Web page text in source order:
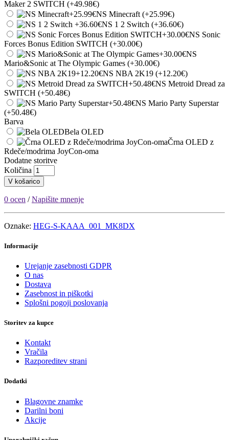
Maker 2 SWITCH (+49.98€)
NS Minecraft (+25.99€)
NS 1 2 Switch (+36.60€)
NS Sonic
Forces Bonus Edition SWITCH (+30.00€)
NS
Mario&Sonic at The Olympic Games (+30.00€)
NS NBA 2K19 (+12.20€)
NS Metroid Dread za
SWITCH (+50.48€)
NS Mario Party Superstar
(+50.48€)
Barva
Bela OLED
Črna OLED z
Rdeče/modrima JoyCon-oma
Dodatne storitve
Količina
V košarico
0 ocen /Napišite mnenje
Oznake: HEG-S-KAAA_001_MK8DX
Informacije
Urejanje zasebnosti GDPR
O nas
Dostava
Zasebnost in piškotki
Splošni pogoji poslovanja
Storitev za kupce
Kontakt
Vračila
Razporeditev strani
Dodatki
Blagovne znamke
Darilni boni
Akcije